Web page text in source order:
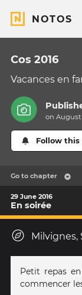
NOTOS
Cos 2016
Vacances en
on August
Follow this
Go to chapter
29 June 2016
En soirée
Milvignes,
Petit repas
commencer